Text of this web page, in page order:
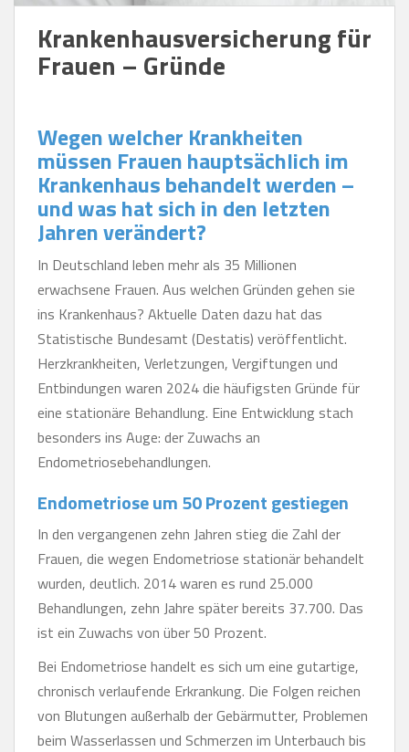
Krankenhausversicherung für
Frauen – Gründe
Wegen welcher Krankheiten
müssen Frauen hauptsächlich im
Krankenhaus behandelt werden –
und was hat sich in den letzten
Jahren verändert?
In Deutschland leben mehr als 35 Millionen
erwachsene Frauen. Aus welchen Gründen gehen sie
ins Krankenhaus? Aktuelle Daten dazu hat das
Statistische Bundesamt (Destatis) veröffentlicht.
Herzkrankheiten, Verletzungen, Vergiftungen und
Entbindungen waren 2024 die häufigsten Gründe für
eine stationäre Behandlung. Eine Entwicklung stach
besonders ins Auge: der Zuwachs an
Endometriosebehandlungen.
Endometriose um 50 Prozent gestiegen
In den vergangenen zehn Jahren stieg die Zahl der
Frauen, die wegen Endometriose stationär behandelt
wurden, deutlich. 2014 waren es rund 25.000
Behandlungen, zehn Jahre später bereits 37.700. Das
ist ein Zuwachs von über 50 Prozent.
Bei Endometriose handelt es sich um eine gutartige,
chronisch verlaufende Erkrankung. Die Folgen reichen
von Blutungen außerhalb der Gebärmutter, Problemen
beim Wasserlassen und Schmerzen im Unterbauch bis